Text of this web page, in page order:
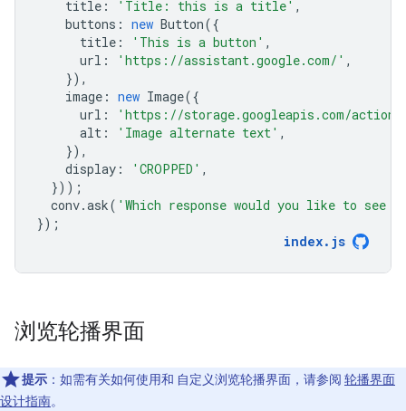
title : 'Title: this is a title' ,
buttons : new Button({
title : 'This is a button' ,
url : 'https://assistant.google.com/' ,
}),
image : new Image({
url :
'https://storage.googleapis.com/
alt : 'Image alternate text' ,
}),
display : 'CROPPED' ,
}));
conv.ask( 'Which response would you like to see
});
index. js
浏览轮播界面
提示 ：如需有关如何使用和 自定义浏览轮播界面，请参阅 轮播界面
设计指南。